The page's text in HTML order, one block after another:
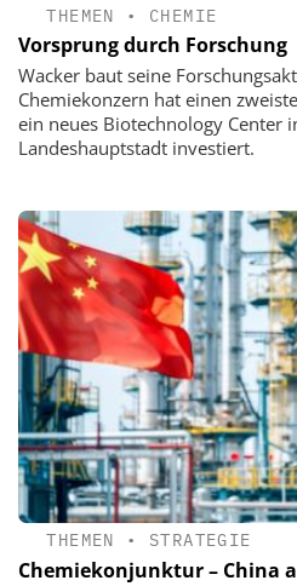
THEMEN • CHEMIE
Vorsprung durch Forschung
Wacker baut seine
Chemiekonzern hat einen
ein neues Biotechnology Center
Landeshauptstadt investiert.
THEMEN • STRATEGIE
Chemiekonjunktur – China